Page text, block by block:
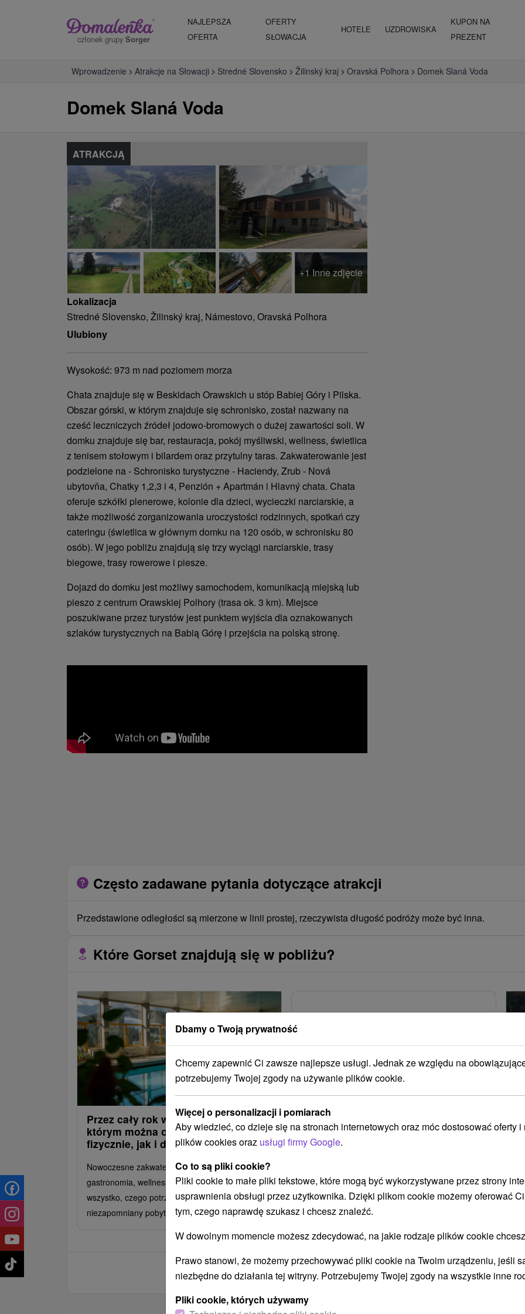
członek grupy Sorger
NAJLEPSZA
OFERTA
OFERTY
SŁOWACJA
HOTELE UZDROWISKA
KUPON NA
PREZENT
Wprowadzenie Atrakcje na Słowacji Stredné Slovensko Žilinský kraj Oravská Polhora Domek Slaná Voda
Domek Slaná Voda
ATRAKCJĄ
+1 Inne zdjęcie
Lokalizacja
Stredné Slovensko, Žilinský kraj, Námestovo, Oravská Polhora
Ulubiony
Wysokość: 973 m nad poziomem morza
Chata znajduje się w Beskidach Orawskich u stóp Babiej Góry i Pilska.
Obszar górski, w którym znajduje się schronisko, został nazwany na
cześć leczniczych źródeł jodowo-bromowych o dużej zawartości soli. W
domku znajduje się bar, restauracja, pokój myśliwski, wellness, świetlica
z tenisem stołowym i bilardem oraz przytulny taras. Zakwaterowanie jest
podzielone na - Schronisko turystyczne - Haciendy, Zrub - Nová
ubytovňa, Chatky 1,2,3 i 4, Penzión + Apartmán i Hlavný chata. Chata
oferuje szkółki plenerowe, kolonie dla dzieci, wycieczki narciarskie, a
także możliwość zorganizowania uroczystości rodzinnych, spotkań czy
cateringu (świetlica w głównym domku na 120 osób, w schronisku 80
osób). W jego pobliżu znajdują się trzy wyciągi narciarskie, trasy
biegowe, trasy rowerowe i piesze.
Dojazd do domku jest możliwy samochodem, komunikacją miejską lub
pieszo z centrum Orawskiej Polhory (trasa ok. 3 km). Miejsce
poszukiwane przez turystów jest punktem wyjścia dla oznakowanych
szlaków turystycznych na Babią Górę i przejścia na polską stronę.
Często zadawane pytania dotyczące atrakcji
Przedstawione odległości są mierzone w linii prostej, rzeczywista długość podróży może być inna.
Które Gorset znajdują się w pobliżu?
Przez cały rok we Vrátnej: Miejsce, w
którym można odpocząć zarówno
fizycznie, jak i duchowo
Nowoczesne zakwaterowanie, doskonała
gastronomia, wellness, sport i wycieczki –
wszystko, czego potrzebujesz, aby spędzić
niezapomniany pobyt w Małej Fatrze.
Relaxačný pobyt v kúpeľoch
Załaduj więcej
Dbamy o Twoją prywatność
Chcemy zapewnić Ci zawsze najlepsze usługi. Jednak ze względu na
potrzebujemy Twojej zgody na używanie plików cookie.
Więcej o personalizacji i pomiarach
Aby wiedzieć, co dzieje się na stronach internetowych oraz móc dostosować oferty i
plików cookies oraz usługi firmy Google.
Co to są pliki cookie?
Pliki cookie to małe pliki tekstowe, które mogą być wykorzystywane przez strony
usprawnienia obsługi przez użytkownika. Dzięki plikom cookie możemy oferować
tym, czego naprawdę szukasz i chcesz znaleźć.
W dowolnym momencie możesz zdecydować, na jakie rodzaje plików cookie
Prawo stanowi, że możemy przechowywać pliki cookie na Twoim urządzeniu, jeśli
niezbędne do działania tej witryny. Potrzebujemy Twojej zgody na wszystkie inne
Pliki cookie, których używamy